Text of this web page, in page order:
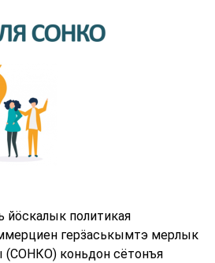
йӧскалык политикая
герӟаськымтэ мерлык
(СОНКО) коньдон сётонъя